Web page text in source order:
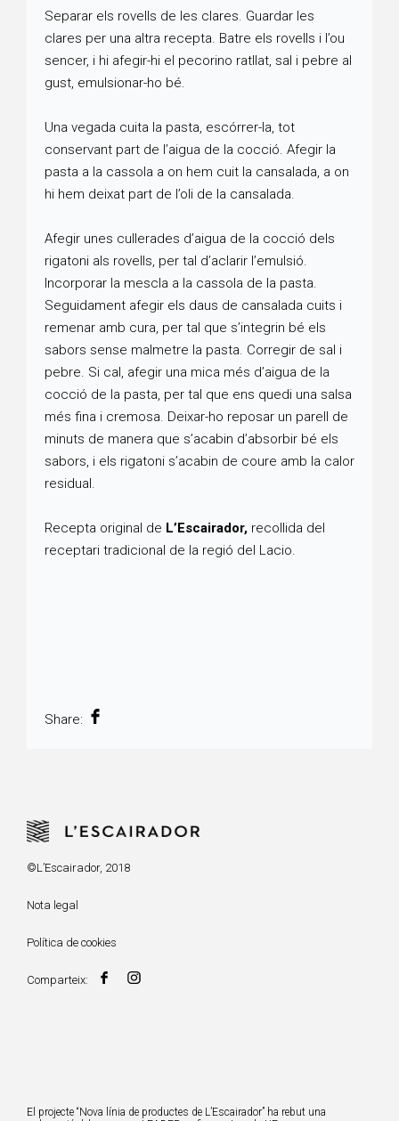
Separar els rovells de les clares. Guardar les
clares per una altra recepta. Batre els rovells i l’ou
sencer, i hi afegir-hi el pecorino ratllat, sal i pebre al
gust, emulsionar-ho bé.
Una vegada cuita la pasta, escórrer-la, tot
conservant part de l’aigua de la cocció. Afegir la
pasta a la cassola a on hem cuit la cansalada, a on
hi hem deixat part de l’oli de la cansalada.
Afegir unes cullerades d’aigua de la cocció dels
rigatoni als rovells, per tal d’aclarir l’emulsió.
Incorporar la mescla a la cassola de la pasta.
Seguidament afegir els daus de cansalada cuits i
remenar amb cura, per tal que s’integrin bé els
sabors sense malmetre la pasta. Corregir de sal i
pebre. Si cal, afegir una mica més d’aigua de la
cocció de la pasta, per tal que ens quedi una salsa
més fina i cremosa. Deixar-ho reposar un parell de
minuts de manera que s’acabin d’absorbir bé els
sabors, i els rigatoni s’acabin de coure amb la calor
residual.
Recepta original de L’Escairador, recollida del
receptari tradicional de la regió del Lacio.
Share:
©L’Escairador, 2018
Nota legal
Política de cookies
Comparteix:
El projecte “Nova línia de productes de L’Escairador” ha rebut una